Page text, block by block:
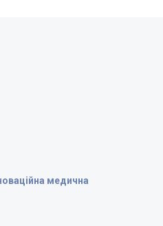
медична